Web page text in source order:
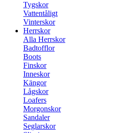
Tygskor
Vattentåligt
Vinterskor
Herrskor
Alla Herrskor
Badtofflor
Boots
Finskor
Inneskor
Kängor
Lågskor
Loafers
Morgonskor
Sandaler
Seglarskor